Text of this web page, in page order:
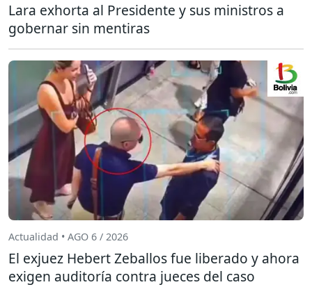
Lara exhorta al Presidente y sus ministros a
gobernar sin mentiras
Actualidad • AGO 6 / 2026
El exjuez Hebert Zeballos fue liberado y ahora
exigen auditoría contra jueces del caso